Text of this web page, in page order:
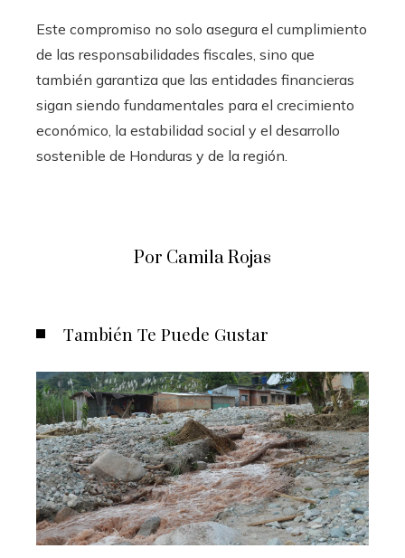
Este compromiso no solo asegura el cumplimiento
de las responsabilidades fiscales, sino que
también garantiza que las entidades financieras
sigan siendo fundamentales para el crecimiento
económico, la estabilidad social y el desarrollo
sostenible de Honduras y de la región.
Por Camila Rojas
También Te Puede Gustar